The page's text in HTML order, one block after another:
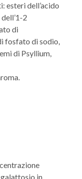
esteri dell’acido
2
di
fosfato di sodio,
di Psyllium,
in